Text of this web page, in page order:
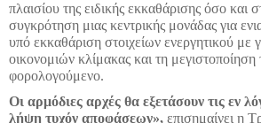
πλαισίου της ειδικής εκκαθάρισης όσο και
συγκρότηση μιας κεντρικής μονάδας για
υπό εκκαθάριση στοιχείων ενεργητικού με
οικονομιών κλίμακας και τη μεγιστοποίηση
φορολογούμενο.
Οι αρμόδιες αρχές θα εξετάσουν τις εν
λήψη τυχόν αποφάσεων», επισημαίνει η